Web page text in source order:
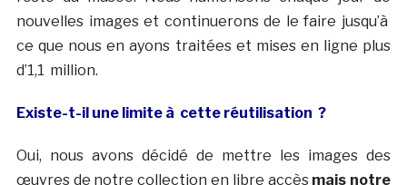
nouvelles images et continuerons de le faire jusqu’à
ce que nous en ayons traitées et mises en ligne plus
d’1,1 million.
Existe-t-il une limite à cette réutilisation ?
Oui, nous avons décidé de mettre les images des
œuvres de notre collection en libre accès mais notre